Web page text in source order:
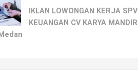
IKLAN LOWONGAN KERJA SPV
KEUANGAN CV KARYA MANDIRI
Medan